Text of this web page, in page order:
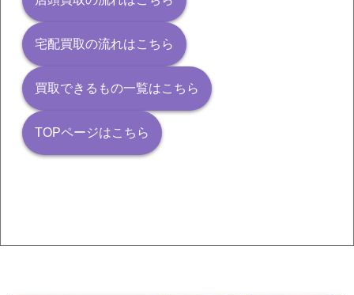
宅配買取の流れはこちら
買取できるもの一覧はこちら
TOPページはこちら